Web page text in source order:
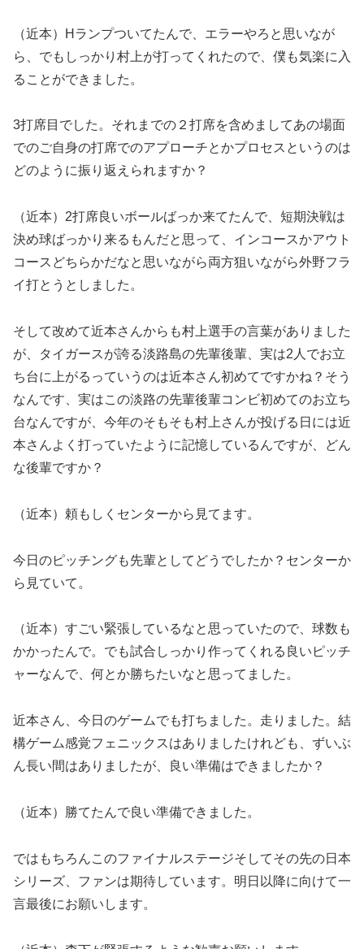
（近本）Hランプついてたんで、エラーやろと思いなが
ら、でもしっかり村上が打ってくれたので、僕も気楽に入
ることができました。
3打席目でした。それまでの２打席を含めましてあの場面
でのご自身の打席でのアプローチとかプロセスというのは
どのように振り返えられますか？
（近本）2打席良いボールばっか来てたんで、短期決戦は
決め球ばっかり来るもんだと思って、インコースかアウト
コースどちらかだなと思いながら両方狙いながら外野フラ
イ打とうとしました。
そして改めて近本さんからも村上選手の言葉がありました
が、タイガースが誇る淡路島の先輩後輩、実は2人でお立
ち台に上がるっていうのは近本さん初めてですかね？そう
なんです、実はこの淡路の先輩後輩コンビ初めてのお立ち
台なんですが、今年のそもそも村上さんが投げる日には近
本さんよく打っていたように記憶しているんですが、どん
な後輩ですか？
（近本）頼もしくセンターから見てます。
今日のピッチングも先輩としてどうでしたか？センターか
ら見ていて。
（近本）すごい緊張しているなと思っていたので、球数も
かかったんで。でも試合しっかり作ってくれる良いピッチ
ャーなんで、何とか勝ちたいなと思ってました。
近本さん、今日のゲームでも打ちました。走りました。結
構ゲーム感覚フェニックスはありましたけれども、ずいぶ
ん長い間はありましたが、良い準備はできましたか？
（近本）勝てたんで良い準備できました。
ではもちろんこのファイナルステージそしてその先の日本
シリーズ、ファンは期待しています。明日以降に向けて一
言最後にお願いします。